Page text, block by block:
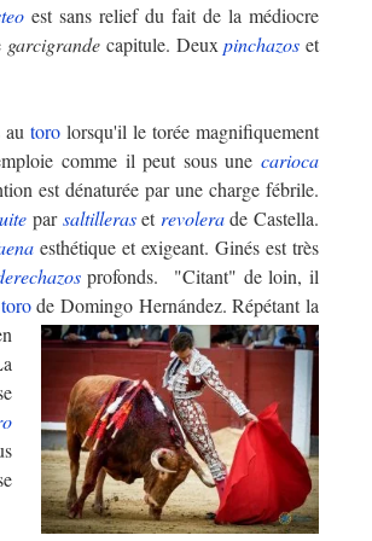
est sans relief du fait de la médiocre
garcigrande capitule. Deuxpinchazos et
autoro lorsqu'il le torée magnifiquement
comme il peut sous une carioca
est dénaturée par une charge fébrile.
parsaltilleraset revolerade Castella.
esthétique et exigeant. Ginés est très
profonds. "Citant" de loin, il
torode Domingo Hernández.Répétant la